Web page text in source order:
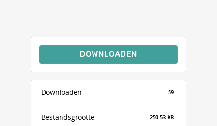
DOWNLOADEN
Downloaden 59
Bestandsgrootte 250.53 KB